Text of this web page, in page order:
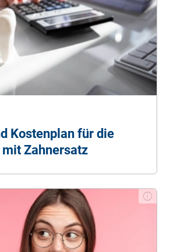
Kostenplan für die
Zahnersatz